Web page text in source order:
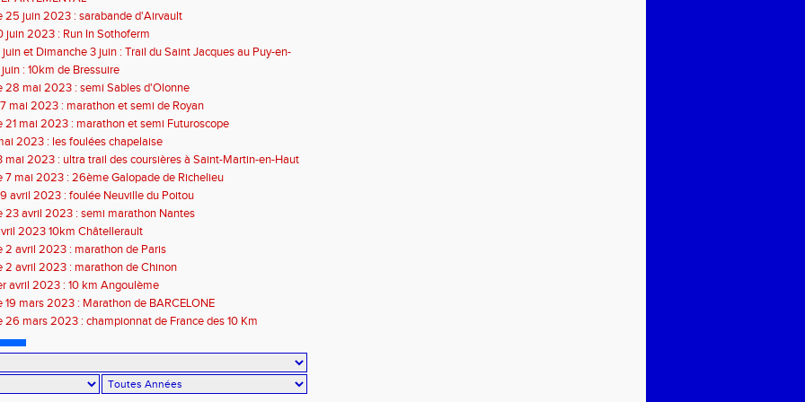
25 juin 2023 : sarabande d'Airvault
juin 2023 : Run In Sothoferm
et Dimanche 3 juin : Trail du Saint Jacques au Puy-en-
: 10km de Bressuire
28 mai 2023 : semi Sables d'Olonne
mai 2023 : marathon et semi de Royan
21 mai 2023 : marathon et semi Futuroscope
2023 : les foulées chapelaise
mai 2023 : ultra trail des coursières à Saint-Martin-en-Haut
7 mai 2023 : 26ème Galopade de Richelieu
avril 2023 : foulée Neuville du Poitou
23 avril 2023 : semi marathon Nantes
2023 10km Châtellerault
2 avril 2023 : marathon de Paris
2 avril 2023 : marathon de Chinon
avril 2023 : 10 km Angoulème
19 mars 2023 : Marathon de BARCELONE
26 mars 2023 : championnat de France des 10 Km